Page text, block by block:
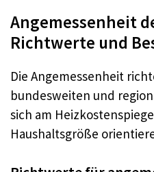
Angemessenheit
Richtwerte und
Die Angemessenheit
bundesweiten und
sich am
Haushaltsgröße